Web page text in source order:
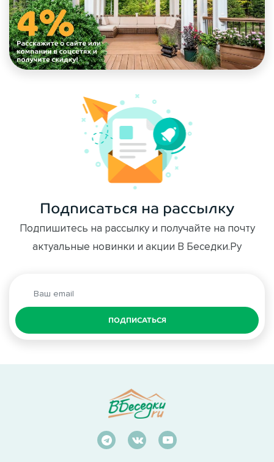
Подписаться на рассылку
Подпишитесь на рассылку и получайте на почту
актуальные новинки и акции В Беседки.Ру
ПОДПИСАТЬСЯ